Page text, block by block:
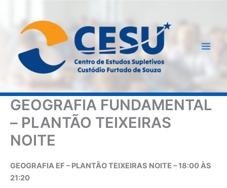
GEOGRAFIA FUNDAMENTAL
– PLANTÃO TEIXEIRAS
NOITE
GEOGRAFIA EF – PLANTÃO TEIXEIRAS NOITE – 18:00 ÀS
21:20